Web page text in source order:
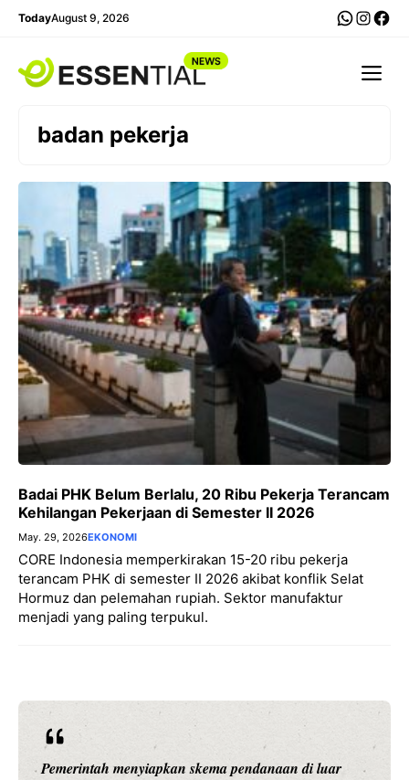
Skip
content
TodayAugust 9, 2026
badan pekerja
Badai PHK Belum Berlalu, 20 Ribu Pekerja Terancam
Kehilangan Pekerjaan di Semester II 2026
May. 29, 2026EKONOMI
CORE Indonesia memperkirakan 15-20 ribu pekerja
terancam PHK di semester II 2026 akibat konflik Selat
Hormuz dan pelemahan rupiah. Sektor manufaktur
menjadi yang paling terpukul.
Pemerintah menyiapkan skema pendanaan di luar